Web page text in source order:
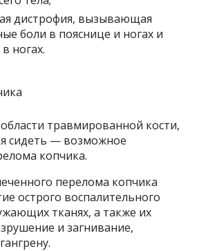
дистрофия, вызывающая
боли в пояснице и ногах и
ногах.
травмированной кости,
сидеть — возможное
копчика.
перелома копчика
острого воспалительного
тканях, а также их
и загнивание,